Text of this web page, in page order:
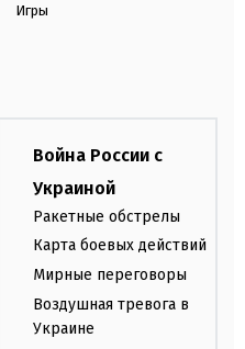
Игры
Война России с
Украиной
Ракетные обстрелы
Карта боевых действий
Мирные переговоры
Воздушная тревога в
Украине